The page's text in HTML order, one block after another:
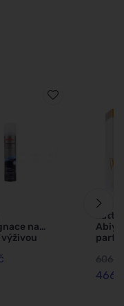
na
výživou
ml
606
466